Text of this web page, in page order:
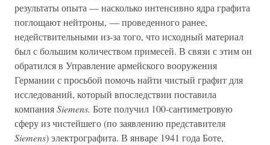
результаты опыта — насколько интенсивно ядра графита
поглощают нейтроны, — проведенного ранее,
недействительными из-за того, что исходный материал
был с большим количеством примесей. В связи с этим он
обратился в Управление армейского вооружения
Германии с просьбой помочь найти чистый графит для
исследований, который впоследствии поставила
компанияSiemens. Боте получил 100-сантиметровую
сферу из чистейшего (по заявлению представителя
Siemens) электрографита. В январе 1941 года Боте,